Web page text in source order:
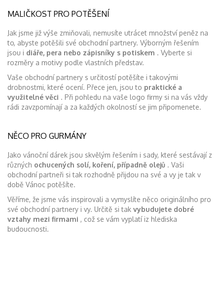
MALIČKOST PRO POTĚŠENÍ
Jak jsme již výše zmiňovali, nemusíte utrácet množství peněz na
to, abyste potěšili své obchodní partnery. Výborným řešením
jsou i diáře, pera nebo zápisníky s potiskem . Vyberte si
rozměry a motivy podle vlastních představ.
Vaše obchodní partnery s určitostí potěšíte i takovými
drobnostmi, které ocení. Přece jen, jsou to praktické a
využitelné věci . Při pohledu na vaše logo firmy si na vás vždy
rádi zavzpomínají a za každých okolností se jim připomenete.
NĚCO PRO GURMÁNY
Jako vánoční dárek jsou skvělým řešením i sady, které sestávají z
různých ochucených solí, koření, případně olejů . Vaši
obchodní partneři si tak rozhodně přijdou na své a vy je tak v
době Vánoc potěšíte.
Věříme, že jsme vás inspirovali a vymyslíte něco originálního pro
své obchodní partnery i vy. Určitě si tak vybudujete dobré
vztahy mezi firmami , což se vám vyplatí iz hlediska
budoucnosti.